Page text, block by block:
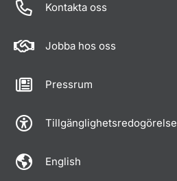
Kontakta oss
Jobba hos oss
Pressrum
Tillgänglighetsredogörelse
English